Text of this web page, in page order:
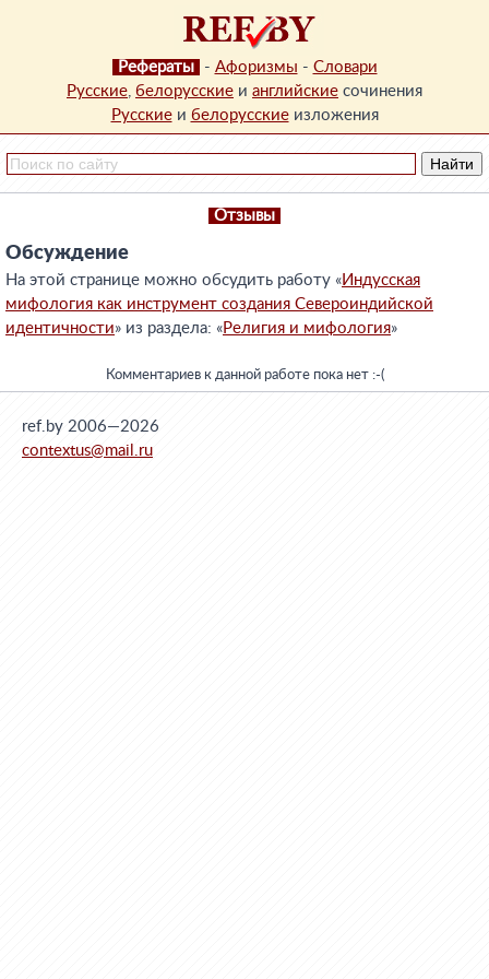
Рефераты - Афоризмы - Словари
Русские, белорусские и английские сочинения
Русскиеи белорусскиеизложения
Отзывы
Обсуждение
На этой странице можно обсудить работу «Индусская
мифология как инструмент создания Североиндийской
идентичности» из раздела: «Религия и мифология»
Комментариев к данной работе пока нет :-(
ref.by 2006—2026
contextus@mail.ru